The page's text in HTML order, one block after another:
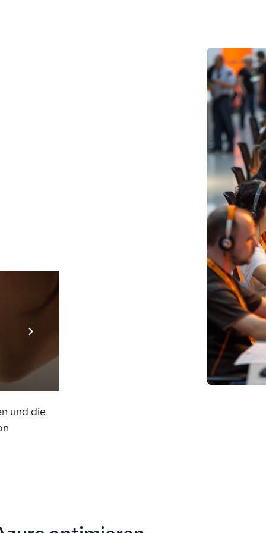
Prebuilt AI
Mehr erfahren
als
mit
sondern
Kunden.
Zeit
und die